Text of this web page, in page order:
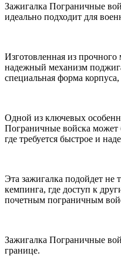
Зажигалка Пограничные
идеально подходит для
Изготовленная из
надежный механизм
специальная форма
Одной из ключевых
Пограничные войска может
где требуется быстрое и
Эта зажигалка подойдет не
кемпинга, где доступ к
почетным пограничным
Зажигалка Пограничные
границе.